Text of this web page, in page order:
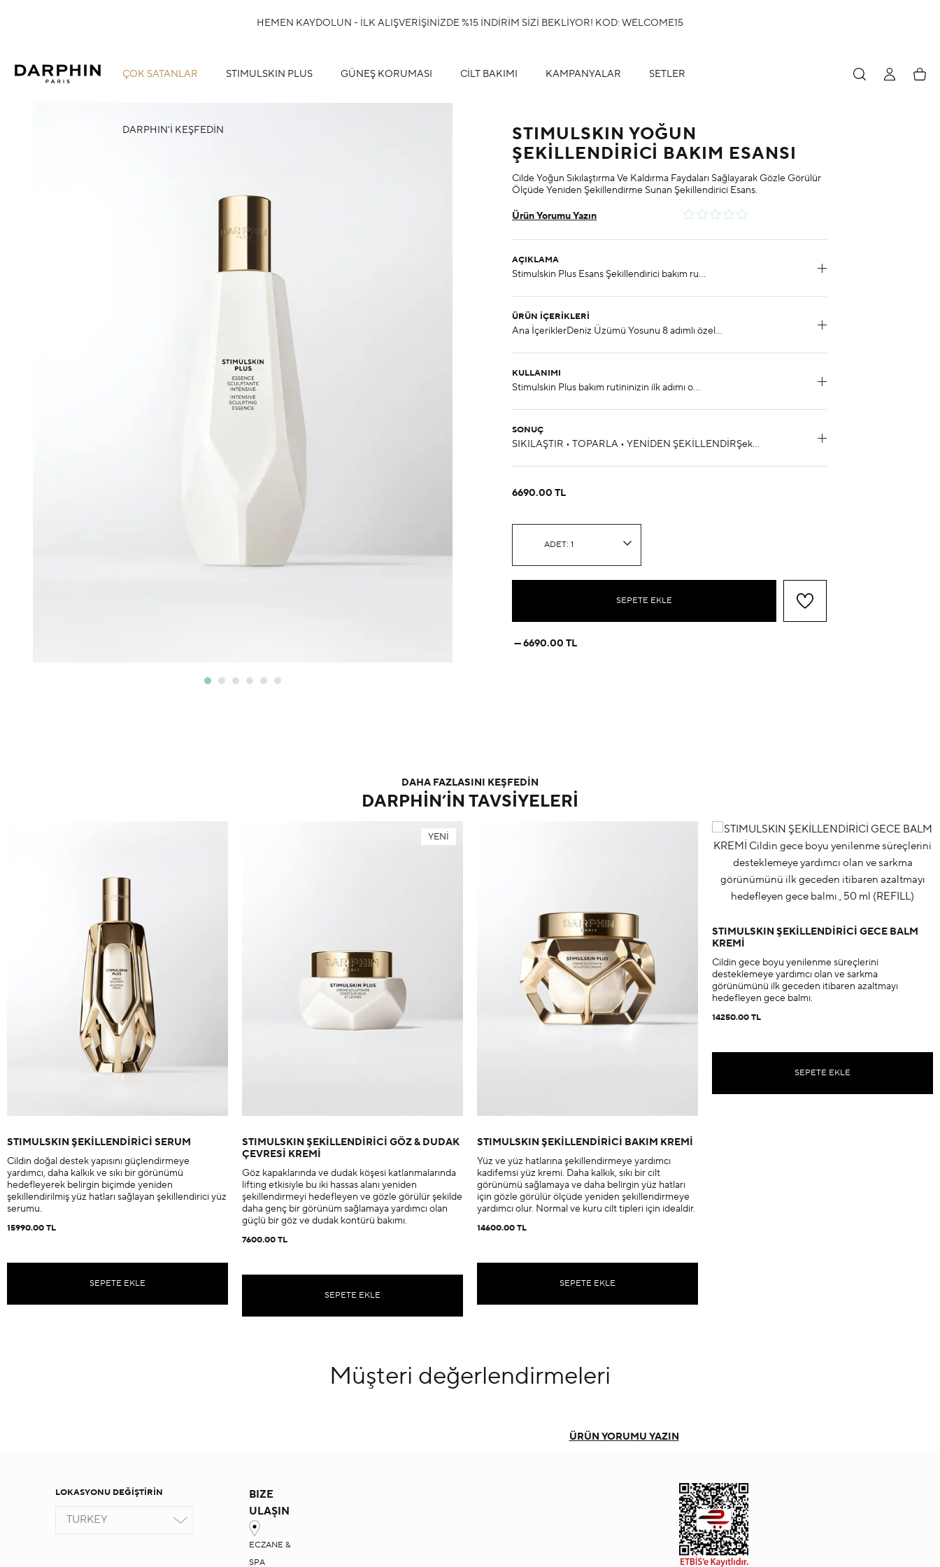
HEMEN KAYDOLUN - İLK ALIŞVERİŞİNİZDE %15 İNDİRİM SİZİ BEKLİYOR! KOD: WELCOME15
ÇOK SATANLAR STIMULSKIN PLUS GÜNEŞ KORUMASI CİLT BAKIMI KAMPANYALAR SETLER
DARPHIN'İ KEŞFEDİN
HESABIM
STIMULSKIN YOĞUN
ŞEKİLLENDİRİCİ BAKIM ESANSI
Cilde Yoğun Sıkılaştırma Ve Kaldırma Faydaları Sağlayarak Gözle Görülür
Ölçüde Yeniden Şekillendirme Sunan Şekillendirici Esans.
Ürün Yorumu Yazın
AÇIKLAMA
ÜRÜN İÇERIKLERI
KULLANIMI
SONUÇ
6690.00 TL
ADET: 1
SEPETE EKLE
6690.00 TL
DAHA FAZLASINI KEŞFEDİN
DARPHIN’IN TAVSIYELERI
STIMULSKIN ŞEKİLLENDİRİCİ SERUM
Cildin doğal destek yapısını güçlendirmeye
yardımcı, daha kalkık ve sıkı bir görünümü
hedefleyerek belirgin biçimde yeniden
şekillendirilmiş yüz hatları sağlayan şekillendirici yüz
serumu.
15990.00 TL
SEPETE EKLE
YENİ
STIMULSKIN ŞEKİLLENDİRİCİ GÖZ & DUDAK
ÇEVRESİ KREMİ
Göz kapaklarında ve dudak köşesi katlanmalarında
lifting etkisiyle bu iki hassas alanı yeniden
şekillendirmeyi hedefleyen ve gözle görülür şekilde
daha genç bir görünüm sağlamaya yardımcı olan
güçlü bir göz ve dudak kontürü bakımı.
7600.00 TL
SEPETE EKLE
STIMULSKIN ŞEKİLLENDİRİCİ BAKIM KREMİ
Yüz ve yüz hatlarına şekillendirmeye yardımcı
kadifemsi yüz kremi. Daha kalkık, sıkı bir cilt
görünümü sağlamaya ve daha belirgin yüz hatları
için gözle görülür ölçüde yeniden şekillendirmeye
yardımcı olur. Normal ve kuru cilt tipleri için idealdir.
14600.00 TL
SEPETE EKLE
STIMULSKIN ŞEKİLLENDİRİCİ GECE BALM
KREMİ
Cildin gece boyu yenilenme süreçlerini
desteklemeye yardımcı olan ve sarkma
görünümünü ilk geceden itibaren azaltmayı
hedefleyen gece balmı.
14250.00 TL
SEPETE EKLE
Müşteri değerlendirmeleri
ÜRÜN YORUMU YAZIN
LOKASYONU DEĞİŞTİRİN
TURKEY
BIZE
ULAŞIN
ECZANE &
SPA